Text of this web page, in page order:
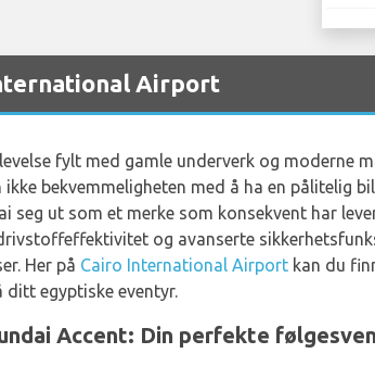
Airport
fylt med gamle underverk og moderne
bekvemmeligheten med å ha en pålitelig
seg ut som et merke som konsekvent har
og avanserte
Her på Cairo International Airport kan du
ditt egyptiske eventyr.
Accent: Din perfekte